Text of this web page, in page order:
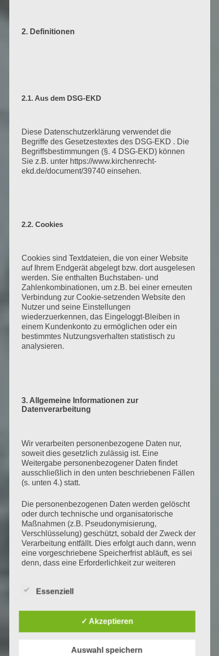
2. Definitionen
2.1. Aus dem DSG-EKD
Diese Datenschutzerklärung verwendet die
Begriffe des Gesetzestextes des DSG-EKD . Die
Begriffsbestimmungen (§. 4 DSG-EKD) können
Sie z.B. unter https://www.kirchenrecht-
ekd.de/document/39740 einsehen.
2.2. Cookies
Cookies sind Textdateien, die von einer Website
auf Ihrem Endgerät abgelegt bzw. dort ausgelesen
werden. Sie enthalten Buchstaben- und
Zahlenkombinationen, um z.B. bei einer erneuten
Verbindung zur Cookie-setzenden Website den
Nutzer und seine Einstellungen
wiederzuerkennen, das Eingeloggt-Bleiben in
einem Kundenkonto zu ermöglichen oder ein
bestimmtes Nutzungsverhalten statistisch zu
analysieren.
3. Allgemeine Informationen zur
Datenverarbeitung
Wir verarbeiten personenbezogene Daten nur,
soweit dies gesetzlich zulässig ist. Eine
Weitergabe personenbezogener Daten findet
ausschließlich in den unten beschriebenen Fällen
(s. unten 4.) statt.
Die personenbezogenen Daten werden gelöscht
oder durch technische und organisatorische
Maßnahmen (z.B. Pseudonymisierung,
Verschlüsselung) geschützt, sobald der Zweck der
Verarbeitung entfällt. Dies erfolgt auch dann, wenn
eine vorgeschriebene Speicherfrist abläuft, es sei
denn, dass eine Erforderlichkeit zur weiteren
Vertragserfüllung besteht.
Sofern wir nicht gesetzlich zu einer längeren
Speicherung oder einer Weitergabe an Dritte
(insbesondere Strafverfolgungsbehörden)
personenbezogenen Daten von uns erhoben
Essenziell
✓ Akzeptieren
Auswahl speichern